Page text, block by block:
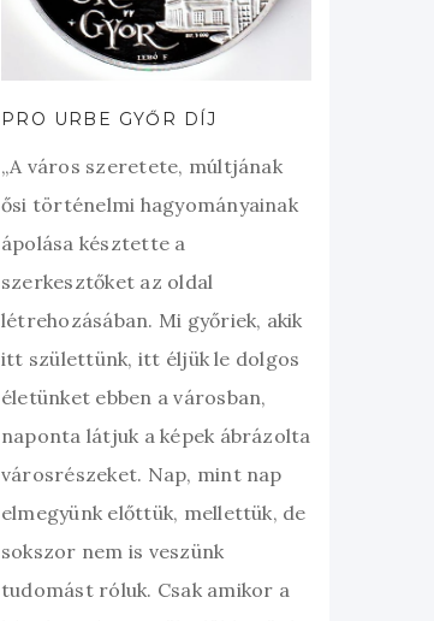
PRO URBE GYŐR DÍJ
„A város szeretete, múltjának
ősi történelmi hagyományainak
ápolása késztette a
szerkesztőket az oldal
létrehozásában. Mi győriek, akik
itt születtünk, itt éljük le dolgos
életünket ebben a városban,
naponta látjuk a képek ábrázolta
városrészeket. Nap, mint nap
elmegyünk előttük, mellettük, de
sokszor nem is veszünk
tudomást róluk. Csak amikor a